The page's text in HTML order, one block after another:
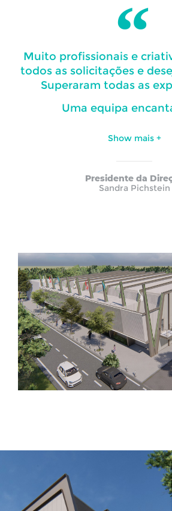
Muito profissionais e
todos as solicitações e
Superaram todas as
Uma equipa
Show mais +
Presidente da
Sandra Pichstein